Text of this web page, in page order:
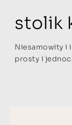
stolik
Niesamowity i
prosty i